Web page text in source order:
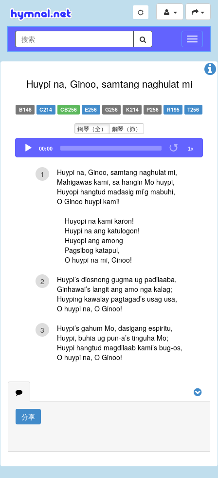
切
換
導
Huypi na, Ginoo, samtang naghulat mi
B148 C214 CB256 E256 G256 K214 P256 R195 T256
鋼琴（全） 鋼琴（節）
Audio
Player
00:00 1x
1
Huypi na, Ginoo, samtang naghulat mi,
Mahigawas kami, sa hangin Mo huypi,
Huyopi hangtud madasig mi’g mabuhi,
O Ginoo huypi kami!
Huyopi na kami karon!
Huypi na ang katulogon!
Huyopi ang among
Pagsibog katapul,
O huypi na mi, Ginoo!
2
Huypi’s diosnong gugma ug padilaaba,
Ginhawai’s langit ang amo nga kalag;
Huyping kawalay pagtagad’s usag usa,
O huypi na, O Ginoo!
3
Huypi’s gahum Mo, dasigang espiritu,
Huypi, buhia ug pun-a’s tinguha Mo;
Huypi hangtud magdilaab kami’s bug-os,
O huypi na, O Ginoo!
分享